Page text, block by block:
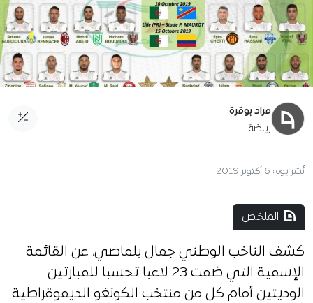
مراد بوقرة
رياضة
نُشر يوم: 6 أكتوبر 2019
الملخص
كشف الناخب الوطني جمال بلماضي، عن القائمة
الإسمية التي ضمت 23 لاعبا تحسبا للمبارتين
الوديتين أمام كل من منتخب الكونغو الديموقراطية